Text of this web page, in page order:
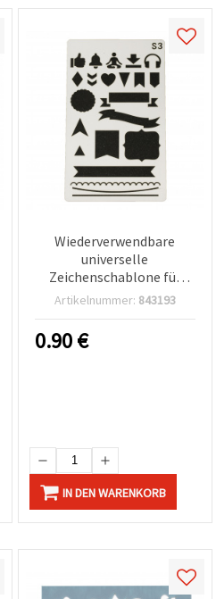
Wiederverwendbare
universelle
Zeichenschablone für
Dekoration, Basteln &
Modell P1/S3
Artikelnummer: 843193
0.90€
IN DEN WARENKORB